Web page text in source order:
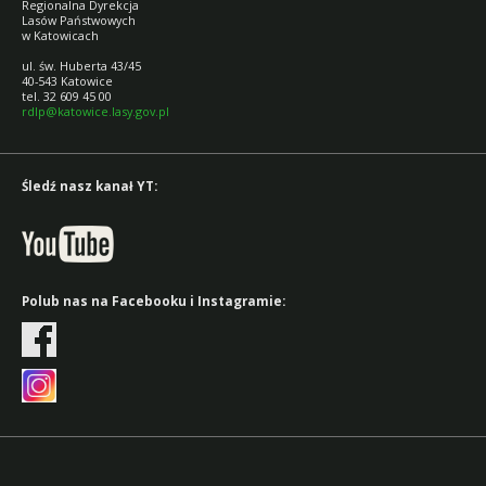
Regionalna Dyrekcja
Lasów Państwowych
w Katowicach
ul. św. Huberta 43/45
40-543 Katowice
tel. 32 609 45 00
rdlp@katowice.lasy.gov.pl
Śledź nasz kanał YT:
Polub nas na Facebooku i Instagramie: